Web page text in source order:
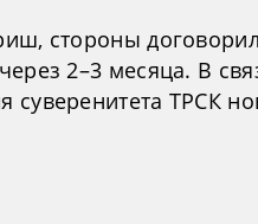
стороны
2–3 месяца. В
суверенитета ТРСК